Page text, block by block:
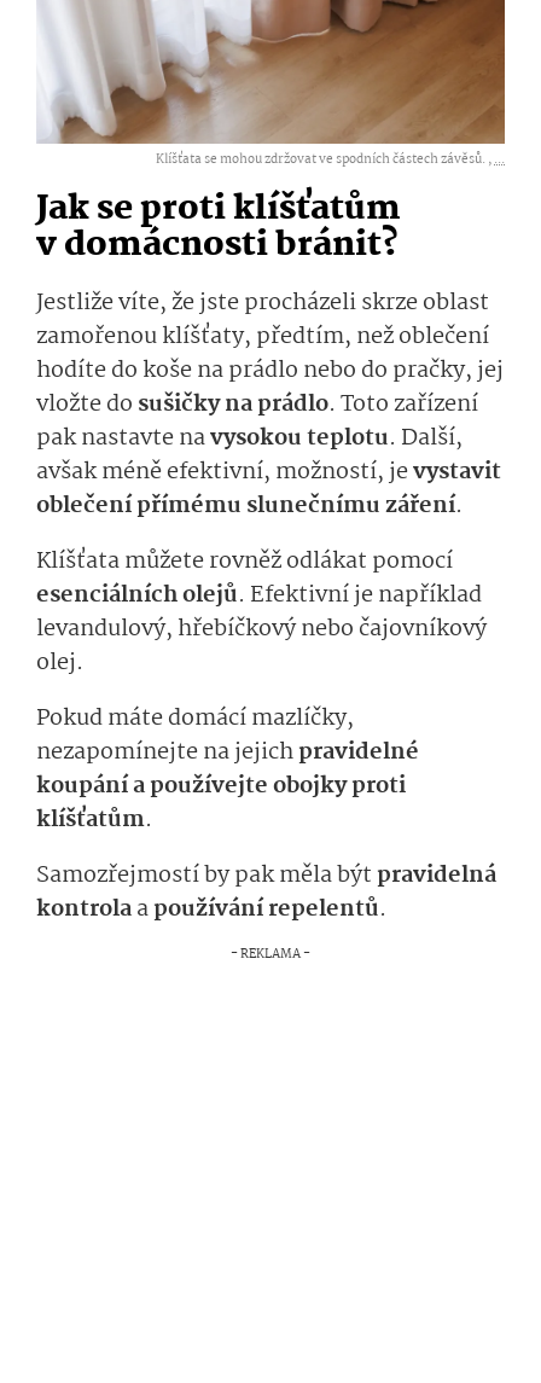
Klíšťata se mohou zdržovat ve spodních částech závěsů. ,...
Jak se proti klíšťatům
v domácnosti bránit?
Jestliže víte, že jste procházeli skrze oblast
zamořenou klíšťaty, předtím, než oblečení
hodíte do koše na prádlo nebo do pračky, jej
vložte do sušičky na prádlo. Toto zařízení
pak nastavte navysokou teplotu. Další,
avšak méně efektivní, možností, jevystavit
oblečení přímému slunečnímu záření.
Klíšťata můžete rovněž odlákat pomocí
esenciálních olejů. Efektivní je například
levandulový, hřebíčkový nebo čajovníkový
olej.
Pokud máte domácí mazlíčky,
nezapomínejte na jejichpravidelné
koupání a používejte obojky proti
klíšťatům.
Samozřejmostí by pak měla býtpravidelná
kontrolaapoužívání repelentů.